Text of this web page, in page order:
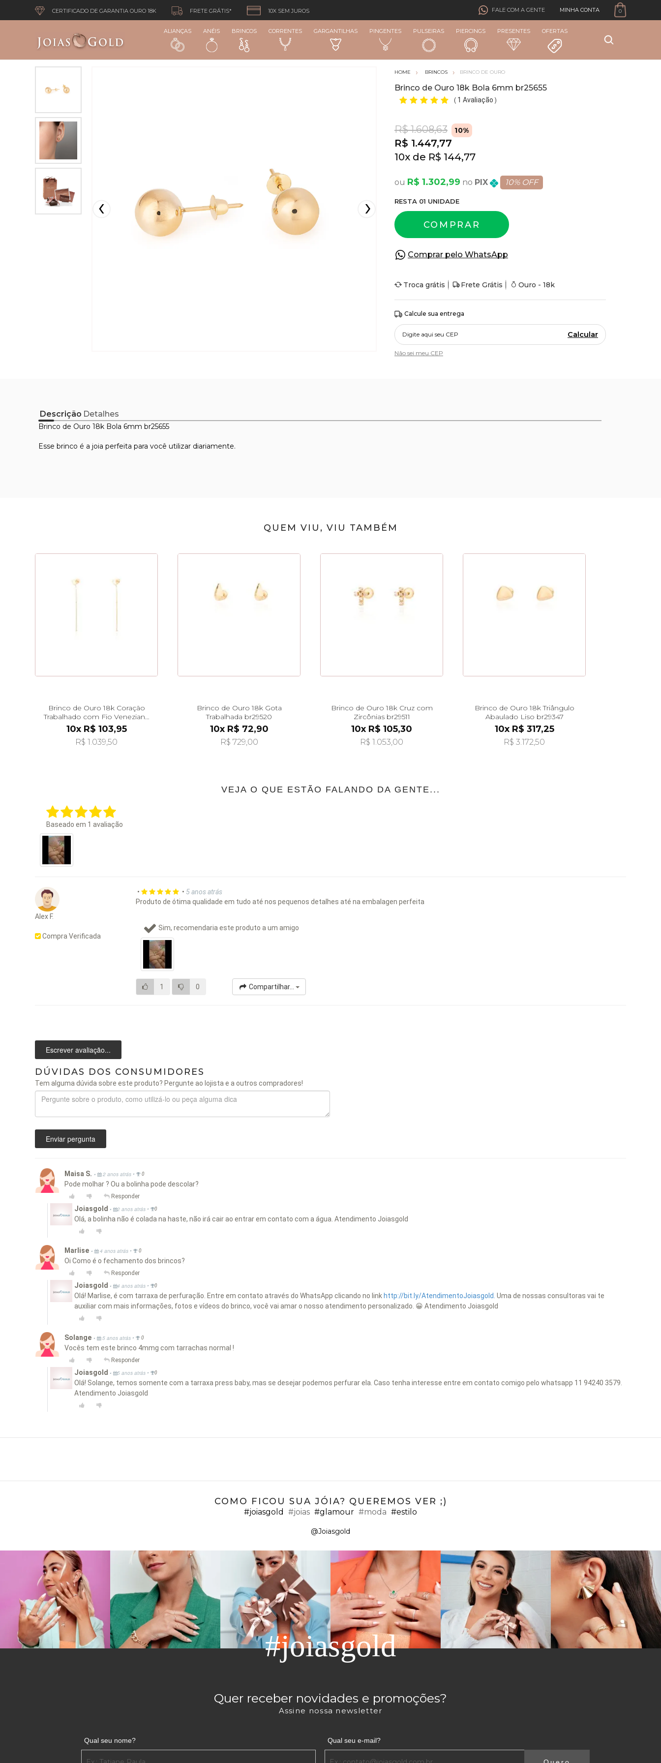
CERTIFICADO DE GARANTIA OURO 18K FRETE GRÁTIS* 10X SEM JUROS FALE COM A GENTE MINHA CONTA 0
ALIANÇAS ANÉIS BRINCOS CORRENTES GARGANTILHAS PINGENTES PULSEIRAS PIERCINGS PRESENTES OFERTAS
BRINCOS BRINCO DE OURO
Brinco de Ouro 18k Bola 6mm br25655
( 1 Avaliação )
R$ 1.608,63 10%
R$ 1.447,77
10x R$ 144,77
R$ 1.302,99 PIX 10% OFF
RESTA 01 UNIDADE
COMPRAR
Comprar pelo WhatsApp
Troca grátis Frete Grátis Ouro - 18k
Calcule sua entrega
Calcular
Não sei meu CEP
Descrição Detalhes
Brinco de Ouro 18k Bola 6mm br25655
Esse brinco é a joia perfeita para você utilizar diariamente.
QUEM VIU, VIU TAMBÉM
Brinco de Ouro 18k Coração
Trabalhado com Fio Veneziana
de 3cm br29510
10x R$ 103,95
R$ 1.039,50
Brinco de Ouro 18k Gota
Trabalhada br29520
10x R$ 72,90
R$ 729,00
Brinco de Ouro 18k Cruz com
Zircônias br29511
10x R$ 105,30
R$ 1.053,00
Brinco de Ouro 18k Triângulo
Abaulado Liso br29347
10x R$ 317,25
R$ 3.172,50
VEJA O QUE ESTÃO FALANDO DA GENTE...
Baseado em 1 avaliação
Alex F.
Compra Verificada
• • 5 anos atrás
Produto de ótima qualidade em tudo até nos pequenos detalhes até na embalagen perfeita
Sim, recomendaria este produto a um amigo
1 0 Compartilhar...
Escrever avaliação...
DÚVIDAS DOS CONSUMIDORES
Tem alguma dúvida sobre este produto? Pergunte ao lojista e a outros compradores!
Enviar pergunta
Maisa S. • 2 anos atrás • 0
Pode molhar ? Ou a bolinha pode descolar?
Responder
Joiasgold • 2 anos atrás • 0
Olá, a bolinha não é colada na haste, não irá cair ao entrar em contato com a água. Atendimento Joiasgold
Marlise • 4 anos atrás • 0
Oi Como é o fechamento dos brincos?
Responder
Joiasgold • 4 anos atrás • 0
Olá! Marlise, é com tarraxa de perfuração. Entre em contato através do WhatsApp clicando no linkhttp://bit.ly/AtendimentoJoiasgold. Uma de nossas consultoras vai te
auxiliar com mais informações, fotos e vídeos do brinco, você vai amar o nosso atendimento personalizado. 😀 Atendimento Joiasgold
Solange • 5 anos atrás • 0
Vocês tem este brinco 4mmg com tarrachas normal !
Responder
Joiasgold • 5 anos atrás • 0
Olá! Solange, temos somente com a tarraxa press baby, mas se desejar podemos perfurar ela. Caso tenha interesse entre em contato comigo pelo whatsapp 11 94240 3579.
Atendimento Joiasgold
COMO FICOU SUA JÓIA? QUEREMOS VER ;)
#joiasgold #joias #glamour #moda #estilo
@Joiasgold
#joiasgold
Quer receber novidades e promoções?
Assine nossa newsletter
Qual seu nome? Qual seu e-mail?